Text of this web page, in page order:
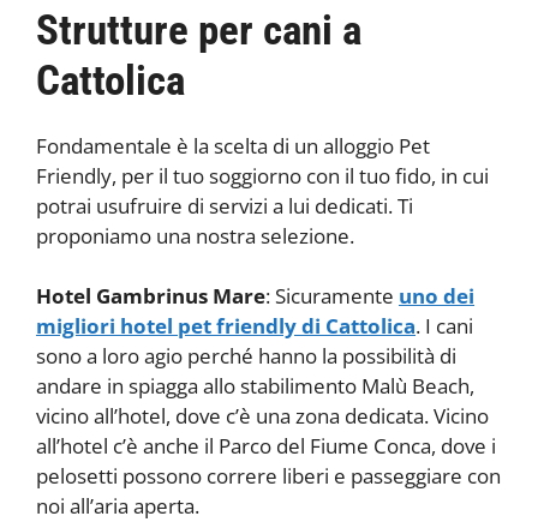
Strutture per cani a
Cattolica
Fondamentale è la scelta di un alloggio Pet
Friendly, per il tuo soggiorno con il tuo fido, in cui
potrai usufruire di servizi a lui dedicati. Ti
proponiamo una nostra selezione.
Hotel Gambrinus Mare: Sicuramente uno dei
migliori hotel pet friendly di Cattolica. I cani
sono a loro agio perché hanno la possibilità di
andare in spiagga allo stabilimento Malù Beach,
vicino all’hotel, dove c’è una zona dedicata. Vicino
all’hotel c’è anche il Parco del Fiume Conca, dove i
pelosetti possono correre liberi e passeggiare con
noi all’aria aperta.